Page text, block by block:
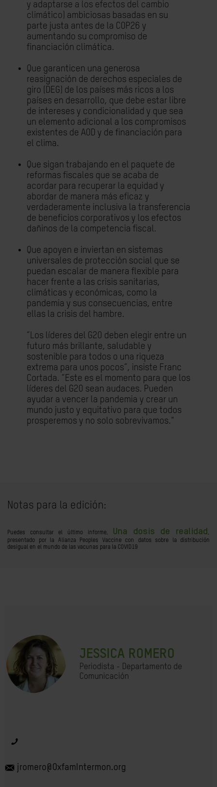
y adaptarse a los efectos del cambio
climático) ambiciosas basadas en su
parte justa antes de la COP26 y
aumentando su compromiso de
financiación climática.
Que garanticen una generosa
reasignación de derechos especiales de
giro (DEG) de los países más ricos a los
países en desarrollo, que debe estar libre
de intereses y condicionalidad y que sea
un elemento adicional a los compromisos
existentes de AOD y de financiación para
el clima.
Que sigan trabajando en el paquete de
reformas fiscales que se acaba de
acordar para recuperar la equidad y
abordar de manera más eficaz y
verdaderamente inclusiva la transferencia
de beneficios corporativos y los efectos
dañinos de la competencia fiscal.
Que apoyen e inviertan en sistemas
universales de protección social que se
puedan escalar de manera flexible para
hacer frente a las crisis sanitarias,
climáticas y económicas, como la
pandemia y sus consecuencias, entre
ellas la crisis del hambre.
“Los líderes del G20 deben elegir entre un
futuro más brillante, saludable y
sostenible para todos o una riqueza
extrema para unos pocos”, insiste Franc
Cortada. “Este es el momento para que los
líderes del G20 sean audaces. Pueden
ayudar a vencer la pandemia y crear un
mundo justo y equitativo para que todos
prosperemos y no solo sobrevivamos."
Notas para la edición:
Puedes consultar el último informe, Una dosis de realidad ,
presentado por la Alianza Peoples Vaccine con datos sobre la distribución
desigual en el mundo de las vacunas para la COVID19
JESSICA ROMERO
Periodista - Departamento de
Comunicación
jromero@OxfamIntermon.org